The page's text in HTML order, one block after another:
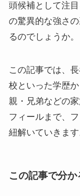
頭候補として注
の驚異的な強さ
るのでしょうか。
この記事では、
校といった学歴
親・兄弟などの
フィールまで、
紐解いていきます
この記事で分か